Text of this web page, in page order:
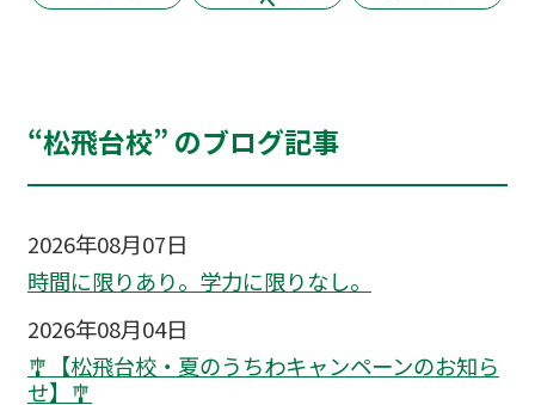
“松飛台校” のブログ記事
2026年08月07日
時間に限りあり。学力に限りなし。
2026年08月04日
🎐【松飛台校・夏のうちわキャンペーンのお知ら
せ】🎐